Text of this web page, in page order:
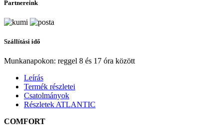
Partnereink
Szállítási idő
Munkanapokon: reggel 8 és 17 óra között
Leírás
Termék részletei
Csatolmányok
Részletek ATLANTIC
COMFORT